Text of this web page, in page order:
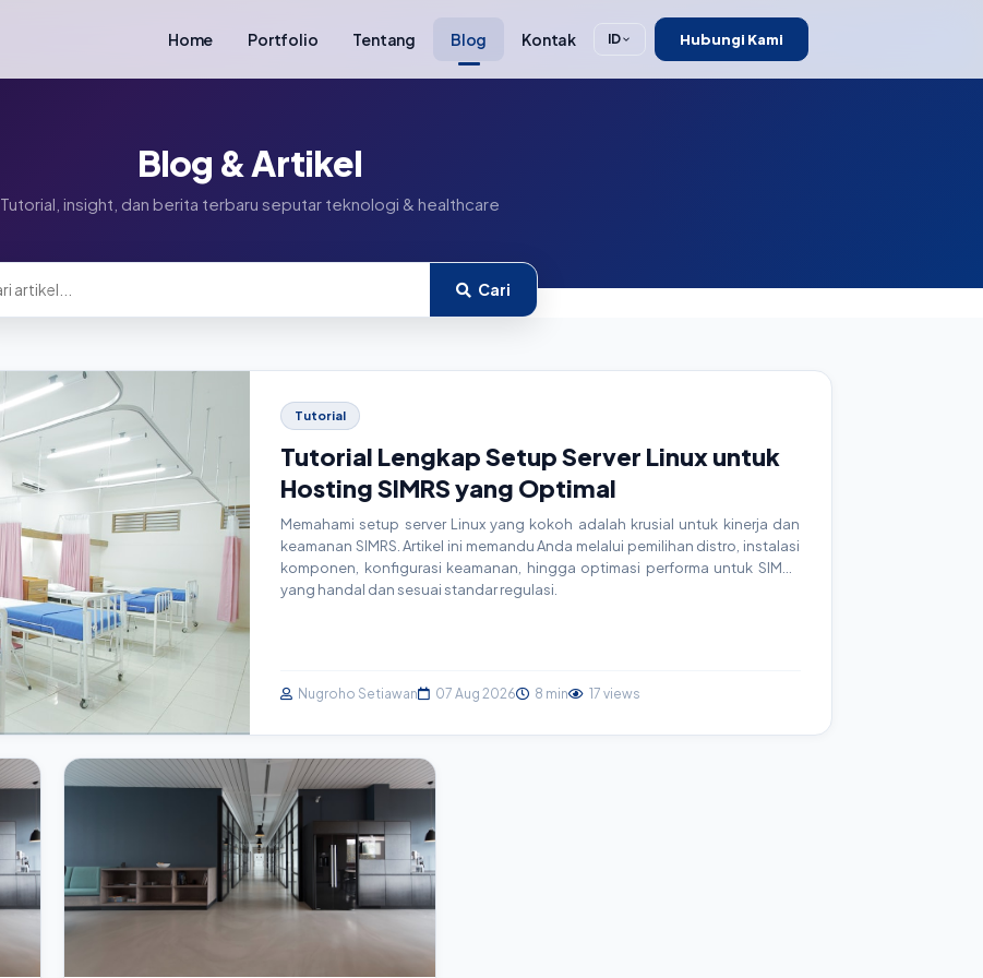
Home Portfolio Tentang Blog Kontak ID Hubungi Kami
Blog & Artikel
Tutorial, insight, dan berita terbaru seputar teknologi & healthcare
Cari
Tutorial
Tutorial Lengkap Setup Server Linux untuk
Hosting SIMRS yang Optimal
Memahami setup server Linux yang kokoh adalah krusial untuk kinerja dan
keamanan SIMRS. Artikel ini memandu Anda melalui pemilihan distro, instalasi
komponen, konfigurasi keamanan, hingga optimasi performa untuk SIMRS
yang handal dan sesuai standar regulasi.
Nugroho Setiawan 07 Aug 2026 8 min 17 views